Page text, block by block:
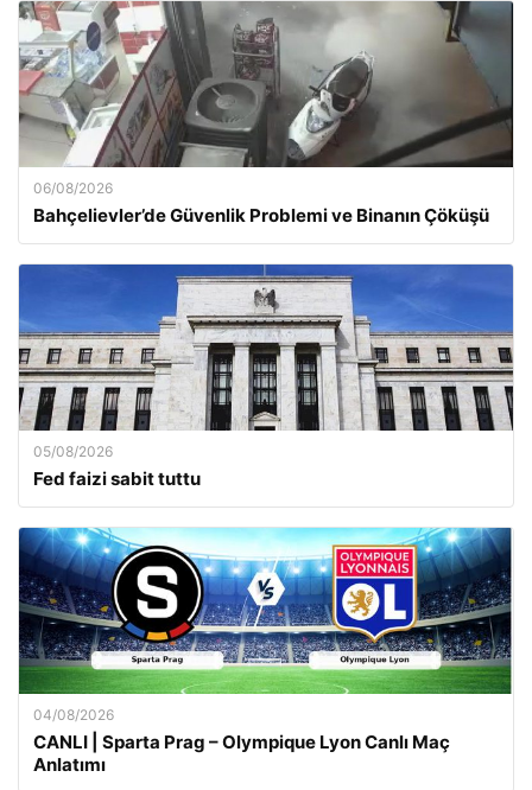
06/08/2026
Bahçelievler’de Güvenlik Problemi ve Binanın Çöküşü
05/08/2026
Fed faizi sabit tuttu
04/08/2026
CANLI | Sparta Prag – Olympique Lyon Canlı Maç
Anlatımı